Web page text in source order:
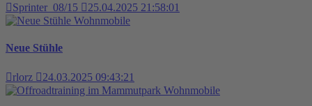
Sprinter_08/15
25.04.2025 21:58:01
Wohnmobile
Neue Stühle
rlorz
24.03.2025 09:43:21
Wohnmobile